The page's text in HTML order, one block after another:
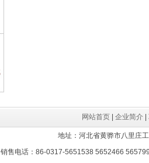
网站首页 |企业简介 |
地址：河北省黄骅市八里庄
销售电话：86-0317-5651538 5652466